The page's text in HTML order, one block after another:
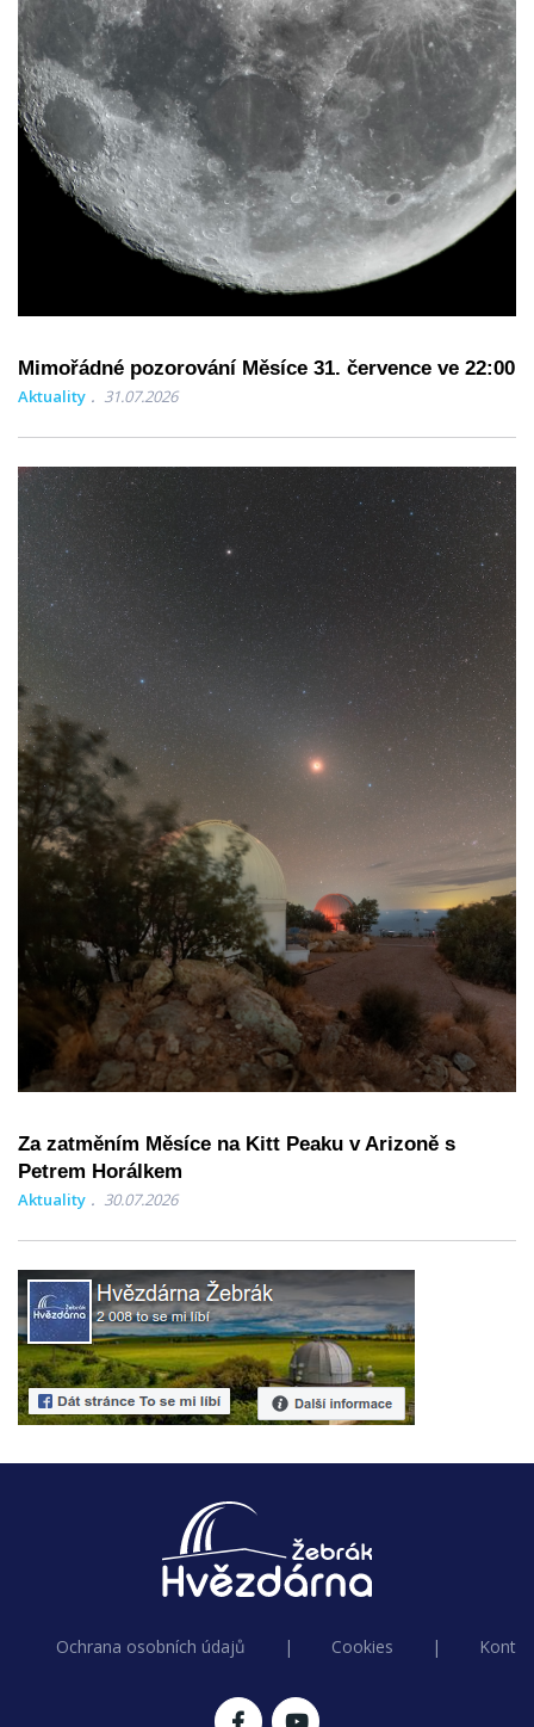
Mimořádné pozorování Měsíce 31. července ve 22:00
Aktuality 31.07.2026
Za zatměním Měsíce na Kitt Peaku v Arizoně s
Petrem Horálkem
Aktuality 30.07.2026
Ochrana osobních údajů | Cookies |